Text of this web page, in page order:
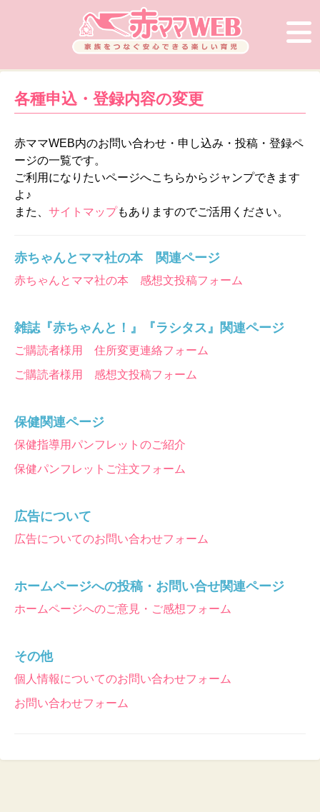
各種申込・登録内容の変更
赤ママWEB内のお問い合わせ・申し込み・投稿・登録ペ
ージの一覧です。
ご利用になりたいページへこちらからジャンプできます
よ♪
また、 サイトマップもありますのでご活用ください。
赤ちゃんとママ社の本 関連ページ
赤ちゃんとママ社の本 感想文投稿フォーム
雑誌『赤ちゃんと！』『ラシタス』関連ページ
ご購読者様用 住所変更連絡フォーム
ご購読者様用 感想文投稿フォーム
保健関連ページ
保健指導用パンフレットのご紹介
保健パンフレットご注文フォーム
広告について
広告についてのお問い合わせフォーム
ホームページへの投稿・お問い合せ関連ページ
ホームページへのご意見・ご感想フォーム
その他
個人情報についてのお問い合わせフォーム
お問い合わせフォーム